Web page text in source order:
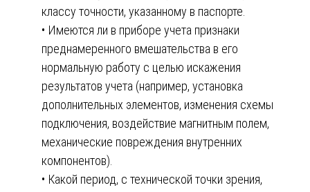
классу точности, указанному в паспорте.
• Имеются ли в приборе учета признаки
преднамеренного вмешательства в его
нормальную работу с целью искажения
результатов учета (например, установка
дополнительных элементов, изменения схемы
подключения, воздействие магнитным полем,
механические повреждения внутренних
компонентов).
• Какой период, с технической точки зрения,